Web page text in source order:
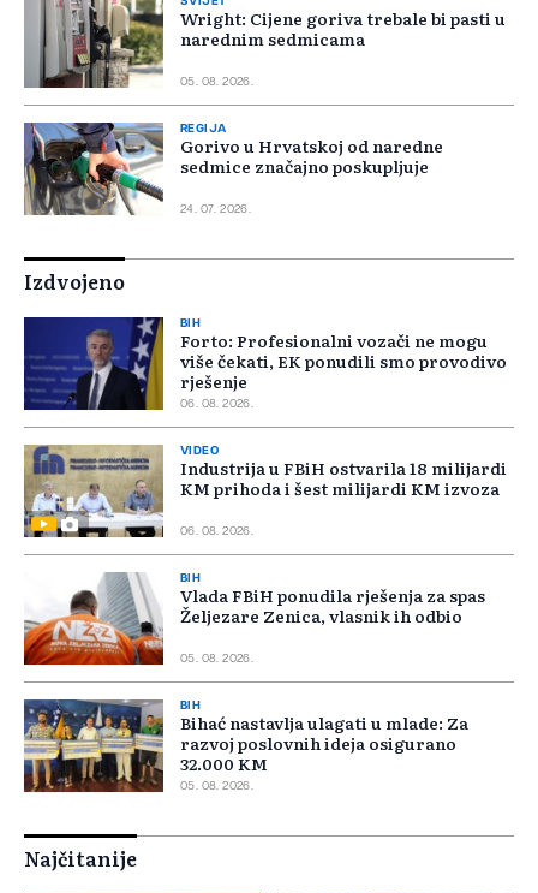
Wright: Cijene goriva trebale bi pasti u
narednim sedmicama
05. 08. 2026.
REGIJA
Gorivo u Hrvatskoj od naredne
sedmice značajno poskupljuje
24. 07. 2026.
Izdvojeno
BIH
Forto: Profesionalni vozači ne mogu
više čekati, EK ponudili smo provodivo
rješenje
06. 08. 2026.
VIDEO
Industrija u FBiH ostvarila 18 milijardi
KM prihoda i šest milijardi KM izvoza
06. 08. 2026.
BIH
Vlada FBiH ponudila rješenja za spas
Željezare Zenica, vlasnik ih odbio
05. 08. 2026.
BIH
Bihać nastavlja ulagati u mlade: Za
razvoj poslovnih ideja osigurano
32.000 KM
05. 08. 2026.
Najčitanije